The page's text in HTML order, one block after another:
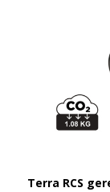
Terra RCS